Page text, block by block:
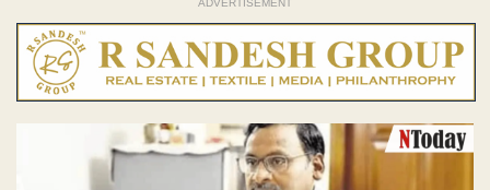
ADVERTISEMENT